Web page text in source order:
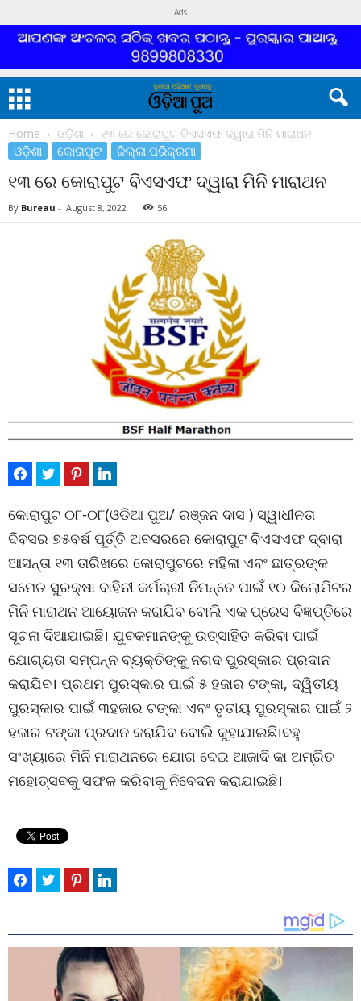
Ads
Home ଓଡ଼ିଶା ୧୩ ରେ କୋରାପୁଟ ବିଏସଏଫ ଦ୍ୱାରା ମିନି ମାରାଥନ
ଓଡ଼ିଶା କୋରାପୁଟ ଜିଲ୍ଲା ପରିକ୍ରମା
୧୩ ରେ କୋରାପୁଟ ବିଏସଏଫ ଦ୍ୱାରା ମିନି ମାରାଥନ
By Bureau - August 8, 2022 56
କୋରାପୁଟ ୦୮-୦୮(ଓଡିଆ ପୁଅ/ ରଞ୍ଜନ ଦାସ ) ସ୍ୱାଧୀନତା
ଦିବସର ୭୫ବର୍ଷ ପୂର୍ତ୍ତି ଅବସରରେ କୋରାପୁଟ ବିଏସଏଫ ଦ୍ବାରା
ଆସନ୍ତା ୧୩ ତାରିଖରେ କୋରାପୁଟରେ ମହିଳା ଏବଂ ଛାତ୍ରଙ୍କ
ସମେତ ସୁରକ୍ଷା ବାହିନୀ କର୍ମଚାରୀ ନିମନ୍ତେ ପାଇଁ ୧୦ କିଲୋମିଟର
ମିନି ମାରାଥନ ଆୟୋଜନ କରାଯିବ ବୋଲି ଏକ ପ୍ରେସ ବିଜ୍ଞପ୍ତିରେ
ସୂଚନା ଦିଆଯାଇଛି। ଯୁବକମାନଙ୍କୁ ଉତ୍ସାହିତ କରିବା ପାଇଁ
ଯୋଗ୍ୟତା ସମ୍ପନ୍ନ ବ୍ୟକ୍ତିଙ୍କୁ ନଗଦ ପୁରସ୍କାର ପ୍ରଦାନ
କରାଯିବ। ପ୍ରଥମ ପୁରସ୍କାର ପାଇଁ ୫ ହଜାର ଟଙ୍କା, ଦ୍ୱିତୀୟ
ପୁରସ୍କାର ପାଇଁ ୩ହଜାର ଟଙ୍କା ଏବଂ ତୃତୀୟ ପୁରସ୍କାର ପାଇଁ ୨
ହଜାର ଟଙ୍କା ପ୍ରଦାନ କରାଯିବ ବୋଲି କୁହାଯାଇଛି।ବହୁ
ସଂଖ୍ୟାରେ ମିନି ମାରାଥନରେ ଯୋଗ ଦେଇ ଆଜାଦି କା ଅମ୍ରିତ
ମହୋତ୍ସବକୁ ସଫଳ କରିବାକୁ ନିବେଦନ କରାଯାଇଛି।